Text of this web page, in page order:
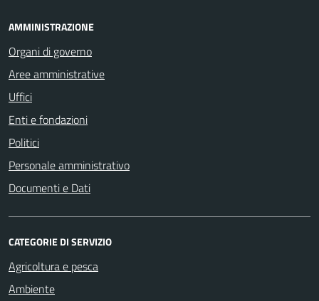
AMMINISTRAZIONE
Organi di governo
Aree amministrative
Uffici
Enti e fondazioni
Politici
Personale amministrativo
Documenti e Dati
CATEGORIE DI SERVIZIO
Agricoltura e pesca
Ambiente